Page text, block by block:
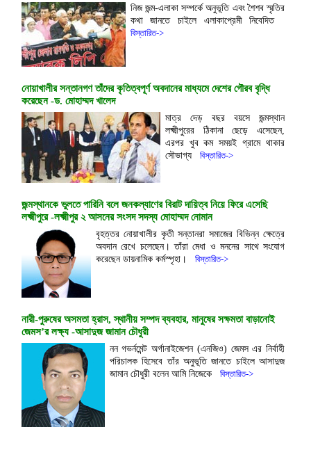
নিজ জন্ম-এলাকা সম্পর্কে অনুভূতি এবং শৈশব স্মৃতির
কথা জানতে চাইলে এলাকাপ্রেমী নিবেদিত
বিস্তারিত->
নোয়াখালীর সন্তানগণ তাঁদের কৃতিত্বপূর্ণ অবদানের মাধ্যমে দেশের গৌরব বৃদ্ধি
করেছেন -ড. মোহাম্মদ খালেদ
মাত্র দেড় বছর বয়সে জন্মস্থান
লক্ষ্মীপুরের ঠিকানা ছেড়ে এসেছেন,
এরপর খুব কম সময়ই গ্রামে থাকার
সৌভাগ্য বিস্তারিত->
জন্মস্থানকে ভুলতে পারিনি বলে জনকল্যাণের বিরাট দায়িত্ব নিয়ে ফিরে এসেছি
লক্ষ্মীপুরে -লক্ষ্মীপুর ২ আসনের সংসদ সদস্য মোহাম্মদ নোমান
বৃহত্তর নোয়াখালীর কৃতী সন্তানরা সমাজের বিভিন্ন ক্ষেত্রে
অবদান রেখে চলেছেন। তাঁরা মেধা ও মননের সাথে সংযোগ
করেছেন ডায়নামিক কর্মস্পৃহা। বিস্তারিত->
নারী-পুরুষের অসমতা হ্রাস, স্থানীয় সম্পদ ব্যবহার, মানুষের সক্ষমতা বাড়ানোই
জেমস’র লক্ষ্য -আসাদুজ জামান চৌধুরী
নন গভর্নমেন্ট অর্গানাইজেশন (এনজিও) জেমস এর নির্বাহী
পরিচালক হিসেবে তাঁর অনুভূতি জানতে চাইলে আসাদুজ
জামান চৌধুরী বলেন আমি নিজেকে বিস্তারিত->